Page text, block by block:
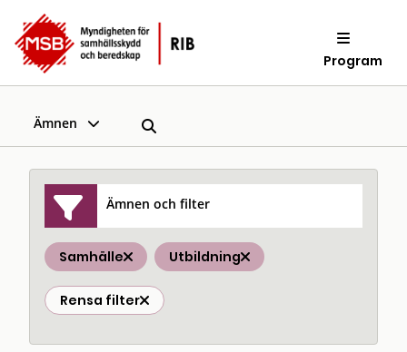
Program
Ämnen
Ämnen och filter
Samhälle Utbildning
Rensa filter